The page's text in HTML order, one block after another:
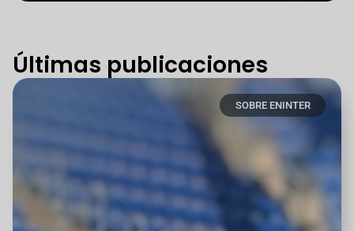
Últimas publicaciones
SOBRE ENINTER